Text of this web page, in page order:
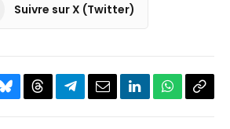
Suivre sur X (Twitter)
BlueskyThreadsPartagerEmailLinkedInWhatsApp